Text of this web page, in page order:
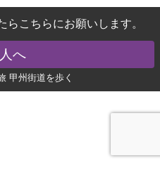
らこちらにお願いします。
へ
甲州街道を歩く